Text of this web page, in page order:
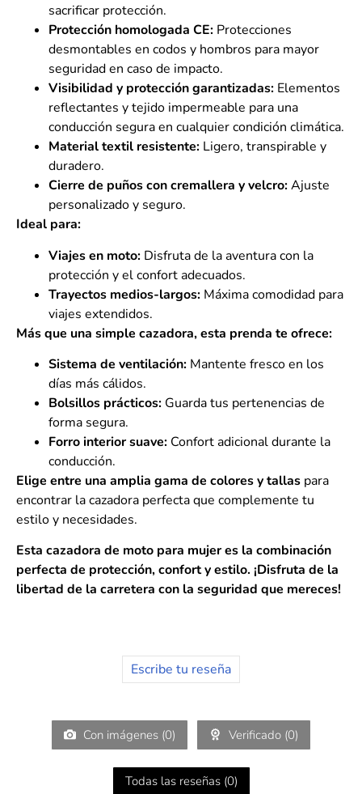
sacrificar protección.
Protección homologada CE: Protecciones
desmontables en codos y hombros para mayor
seguridad en caso de impacto.
Visibilidad y protección garantizadas: Elementos
reflectantes y tejido impermeable para una
conducción segura en cualquier condición climática.
Material textil resistente: Ligero, transpirable y
duradero.
Cierre de puños con cremallera y velcro:Ajuste
personalizado y seguro.
Ideal para:
Viajes en moto: Disfruta de la aventura con la
protección y el confort adecuados.
Trayectos medios-largos: Máxima comodidad para
viajes extendidos.
Más que una simple cazadora, esta prenda te ofrece:
Sistema de ventilación: Mantente fresco en los
días más cálidos.
Bolsillos prácticos: Guarda tus pertenencias de
forma segura.
Forro interior suave: Confort adicional durante la
conducción.
Elige entre una amplia gama de colores y tallas para
encontrar la cazadora perfecta que complemente tu
estilo y necesidades.
Esta cazadora de moto para mujer es la combinación
perfecta de protección, confort y estilo. ¡Disfruta de la
libertad de la carretera con la seguridad que mereces!
Escribe tu reseña
Con imágenes (0) Verificado (0)
Todas las reseñas (0)